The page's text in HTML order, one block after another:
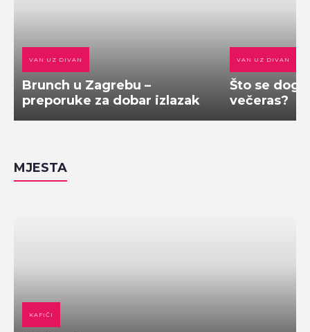
VAN UZ DIVAN
Brunch u Zagrebu –
preporuke za dobar izlazak
VAN UZ DIVAN
Što se
večeras?
MJESTA
KAFIĆI